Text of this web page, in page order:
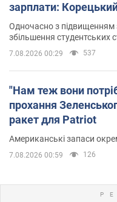
зарплати:
Одночасно з підвищенням
збільшення студентських
7.08.2026 00:29 537
"Нам теж вони
прохання
ракет для Patriot
Американські запаси
7.08.2026 00:59 126